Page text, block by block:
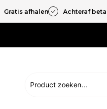
Gratis afhalen Achteraf